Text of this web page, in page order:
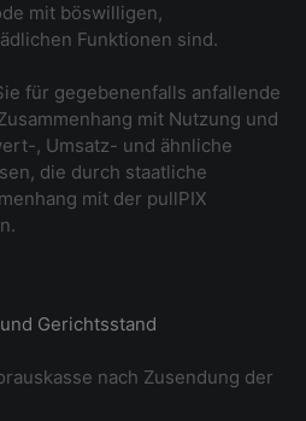
mit böswilligen,
Funktionen sind.
für gegebenenfalls anfallende
mit Nutzung und
, Umsatz- und ähnliche
die durch staatliche
mit der pullPIX
Gerichtsstand
nach Zusendung der